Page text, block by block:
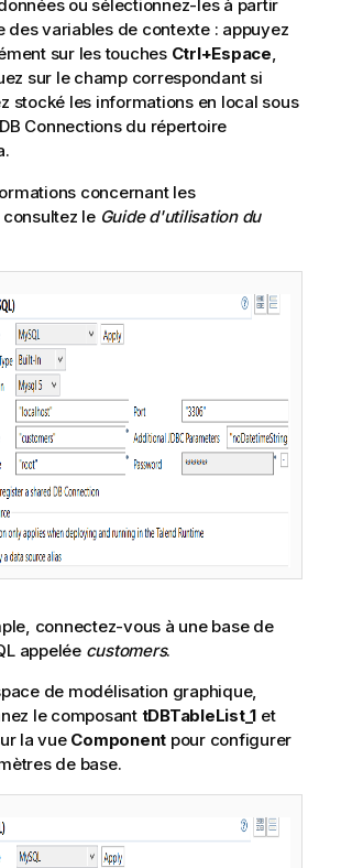
ou sélectionnez-les à partir
des variables de contexte : appuyez
sur les touches Ctrl+Espace,
sur le champ correspondant si
stocké les informations en local sous
Connections du répertoire
concernant les
le Guide d'utilisation du
connectez-vous à une base de
appelée customers.
de modélisation graphique,
le composant tDBTableList_1 et
la vue Component pour configurer
de base.